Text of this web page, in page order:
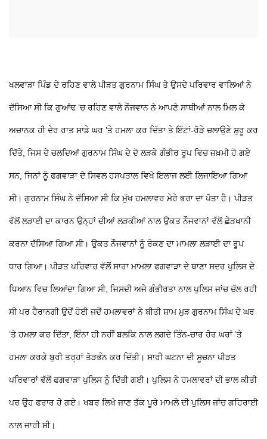
ਖਲਵਾੜਾ ਪਿੰਡ ਦੇ ਰਹਿਣ ਵਾਲੇ ਪੀੜਤ ਗੁਰਨਾਮ ਸਿੰਘ ਤੇ ਉਸਦੇ ਪਰਿਵਾਰ ਵਾਲਿਆਂ ਨੇ
ਦੱਸਿਆ ਸੀ ਕਿ ਗੁਆਂਢ ’ਚ ਰਹਿਣ ਵਾਲੇ ਨੌਜਵਾਨ ਨੇ ਆਪਣੇ ਸਾਥੀਆਂ ਨਾਲ ਮਿਲ ਕੇ
ਅਚਾਨਕ ਹੀ ਦੇਰ ਰਾਤ ਸਾਡੇ ਘਰ ’ਤੇ ਹਮਲਾ ਕਰ ਦਿੱਤਾ ਤੇ ਇੱਟਾਂ-ਰੋੜੇ ਚਲਾਉਣੇ ਸ਼ੁਰੂ ਕਰ
ਦਿੱਤੇ, ਜਿਸ ਦੇ ਚਲਦਿਆਂ ਗੁਰਨਾਮ ਸਿੰਘ ਦੇ ਦੋ ਲੜਕੇ ਗੰਭੀਰ ਰੂਪ ਵਿਚ ਜ਼ਖ਼ਮੀ ਹੋ ਗਏ
ਸਨ, ਜਿਨਾਂ ਨੂੰ ਫਗਵਾੜਾ ਦੇ ਸਿਵਲ ਹਸਪਤਾਲ ਵਿਖੇ ਇਲਾਜ ਲਈ ਲਿਜਾਇਆ ਗਿਆ
ਸੀ। ਗੁਰਨਾਮ ਸਿੰਘ ਨੇ ਦੱਸਿਆ ਸੀ ਕਿ ਮੁੱਖ ਹਮਲਾਵਰ ਮੇਰੇ ਭਰਾ ਦਾ ਪੋਤਾ ਹੈ। ਪੀੜਤ
ਵੱਲੋਂ ਲੜਾਈ ਦਾ ਕਾਰਨ ਉਨ੍ਹਾਂ ਦੀਆਂ ਲੜਕੀਆਂ ਨਾਲ ਉਕਤ ਨੌਜਵਾਨਾਂ ਵੱਲੋਂ ਛੇੜਖਾਨੀ
ਕਰਨਾ ਦੱਸਿਆ ਗਿਆ ਸੀ। ਉਕਤ ਨੌਜਵਾਨਾਂ ਨੂੰ ਰੋਕਣ ਦਾ ਮਾਮਲਾ ਲੜਾਈ ਦਾ ਰੂਪ
ਧਾਰ ਗਿਆ। ਪੀੜਤ ਪਰਿਵਾਰ ਵੱਲੋਂ ਸਾਰਾ ਮਾਮਲਾ ਫਗਵਾੜਾ ਦੇ ਥਾਣਾ ਸਦਰ ਪੁਲਿਸ ਦੇ
ਧਿਆਨ ਵਿਚ ਲਿਆਂਦਾ ਗਿਆ ਸੀ, ਜਿਸਦੀ ਅਜੇ ਗੰਭੀਰਤਾ ਨਾਲ ਪੁਲਿਸ ਜਾਂਚ ਚੱਲ ਰਹੀ
ਸੀ ਪਰ ਹੈਰਾਨਗੀ ਉਦੋਂ ਹੋਈ ਜਦੋਂ ਹਮਲਾਵਰਾਂ ਨੇ ਬੀਤੀ ਸ਼ਾਮ ਮੁੜ ਗੁਰਨਾਮ ਸਿੰਘ ਦੇ ਘਰ
’ਤੇ ਹਮਲਾ ਕਰ ਦਿੱਤਾ, ਇੰਨਾ ਹੀ ਨਹੀਂ ਬਲਕਿ ਨਾਲ ਲਗਦੇ ਤਿੰਨ-ਚਾਰ ਹੋਰ ਘਰਾਂ ’ਤੇ
ਹਮਲਾ ਕਰਕੇ ਬੁਰੀ ਤਰ੍ਹਾਂ ਤੋੜਭੰਨ ਕਰ ਦਿੱਤੀ। ਸਾਰੀ ਘਟਨਾ ਦੀ ਸੂਚਨਾ ਪੀੜਤ
ਪਰਿਵਾਰਾਂ ਵੱਲੋਂ ਫਗਵਾੜਾ ਪੁਲਿਸ ਨੂੰ ਦਿੱਤੀ ਗਈ। ਪੁਲਿਸ ਨੇ ਹਮਲਾਵਰਾਂ ਦੀ ਭਾਲ ਕੀਤੀ
ਪਰ ਉਹ ਫਰਾਰ ਹੋ ਗਏ। ਖਬਰ ਲਿਖੇ ਜਾਣ ਤੱਕ ਪੂਰੇ ਮਾਮਲੇ ਦੀ ਪੁਲਿਸ ਜਾਂਚ ਗਹਿਰਾਈ
ਨਾਲ ਜਾਰੀ ਸੀ।